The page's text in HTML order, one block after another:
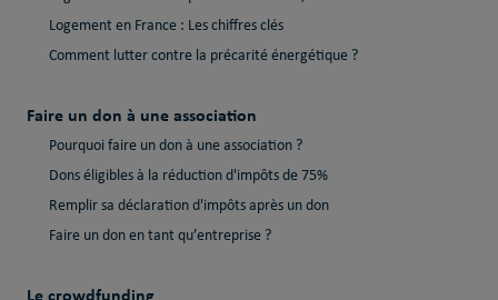
Logement en France : Les chiffres clés
Comment lutter contre la précarité énergétique ?
Faire un don à une association
Pourquoi faire un don à une association ?
Dons éligibles à la réduction d'impôts de 75%
Remplir sa déclaration d'impôts après un don
Faire un don en tant qu’entreprise ?